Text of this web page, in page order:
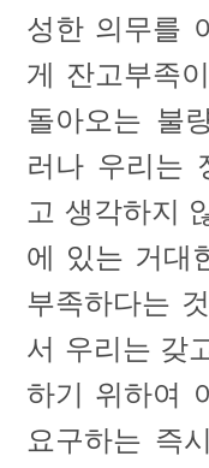
성한 의무를
게 잔고부족
돌아오는 불
러나 우리는
고 생각하지
에 있는 거대
부족하다는
서 우리는 갖
하기 위하여
요구하는 즉